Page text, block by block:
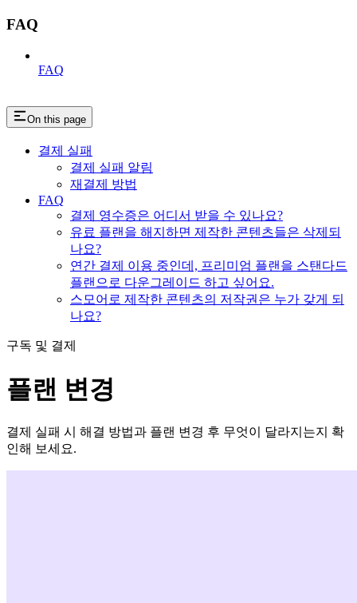
FAQ
FAQ
On this page
결제 실패
결제 실패 알림
재결제 방법
FAQ
결제 영수증은 어디서 받을 수 있나요?
유료 플랜을 해지하면 제작한 콘텐츠들은 삭제되
나요?
연간 결제 이용 중인데, 프리미엄 플랜을 스탠다드
플랜으로 다운그레이드 하고 싶어요.
스모어로 제작한 콘텐츠의 저작권은 누가 갖게 되
나요?
구독 및 결제
플랜 변경
결제 실패 시 해결 방법과 플랜 변경 후 무엇이 달라지는지 확
인해 보세요.